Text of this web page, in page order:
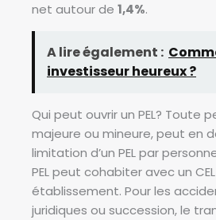
net autour de 1,4%.
A lire également :
investisseur heureux ?
Qui peut ouvrir un PEL? Toute
majeure ou mineure, peut en
limitation d’un PEL par
PEL peut cohabiter avec un
établissement. Pour les
juridiques ou succession, le